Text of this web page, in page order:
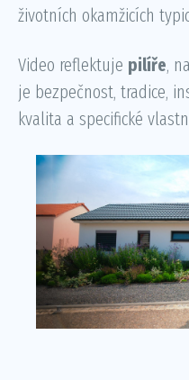
životních okamžicích
Video reflektuje pilíře,
je bezpečnost, tradice,
kvalita a specifické